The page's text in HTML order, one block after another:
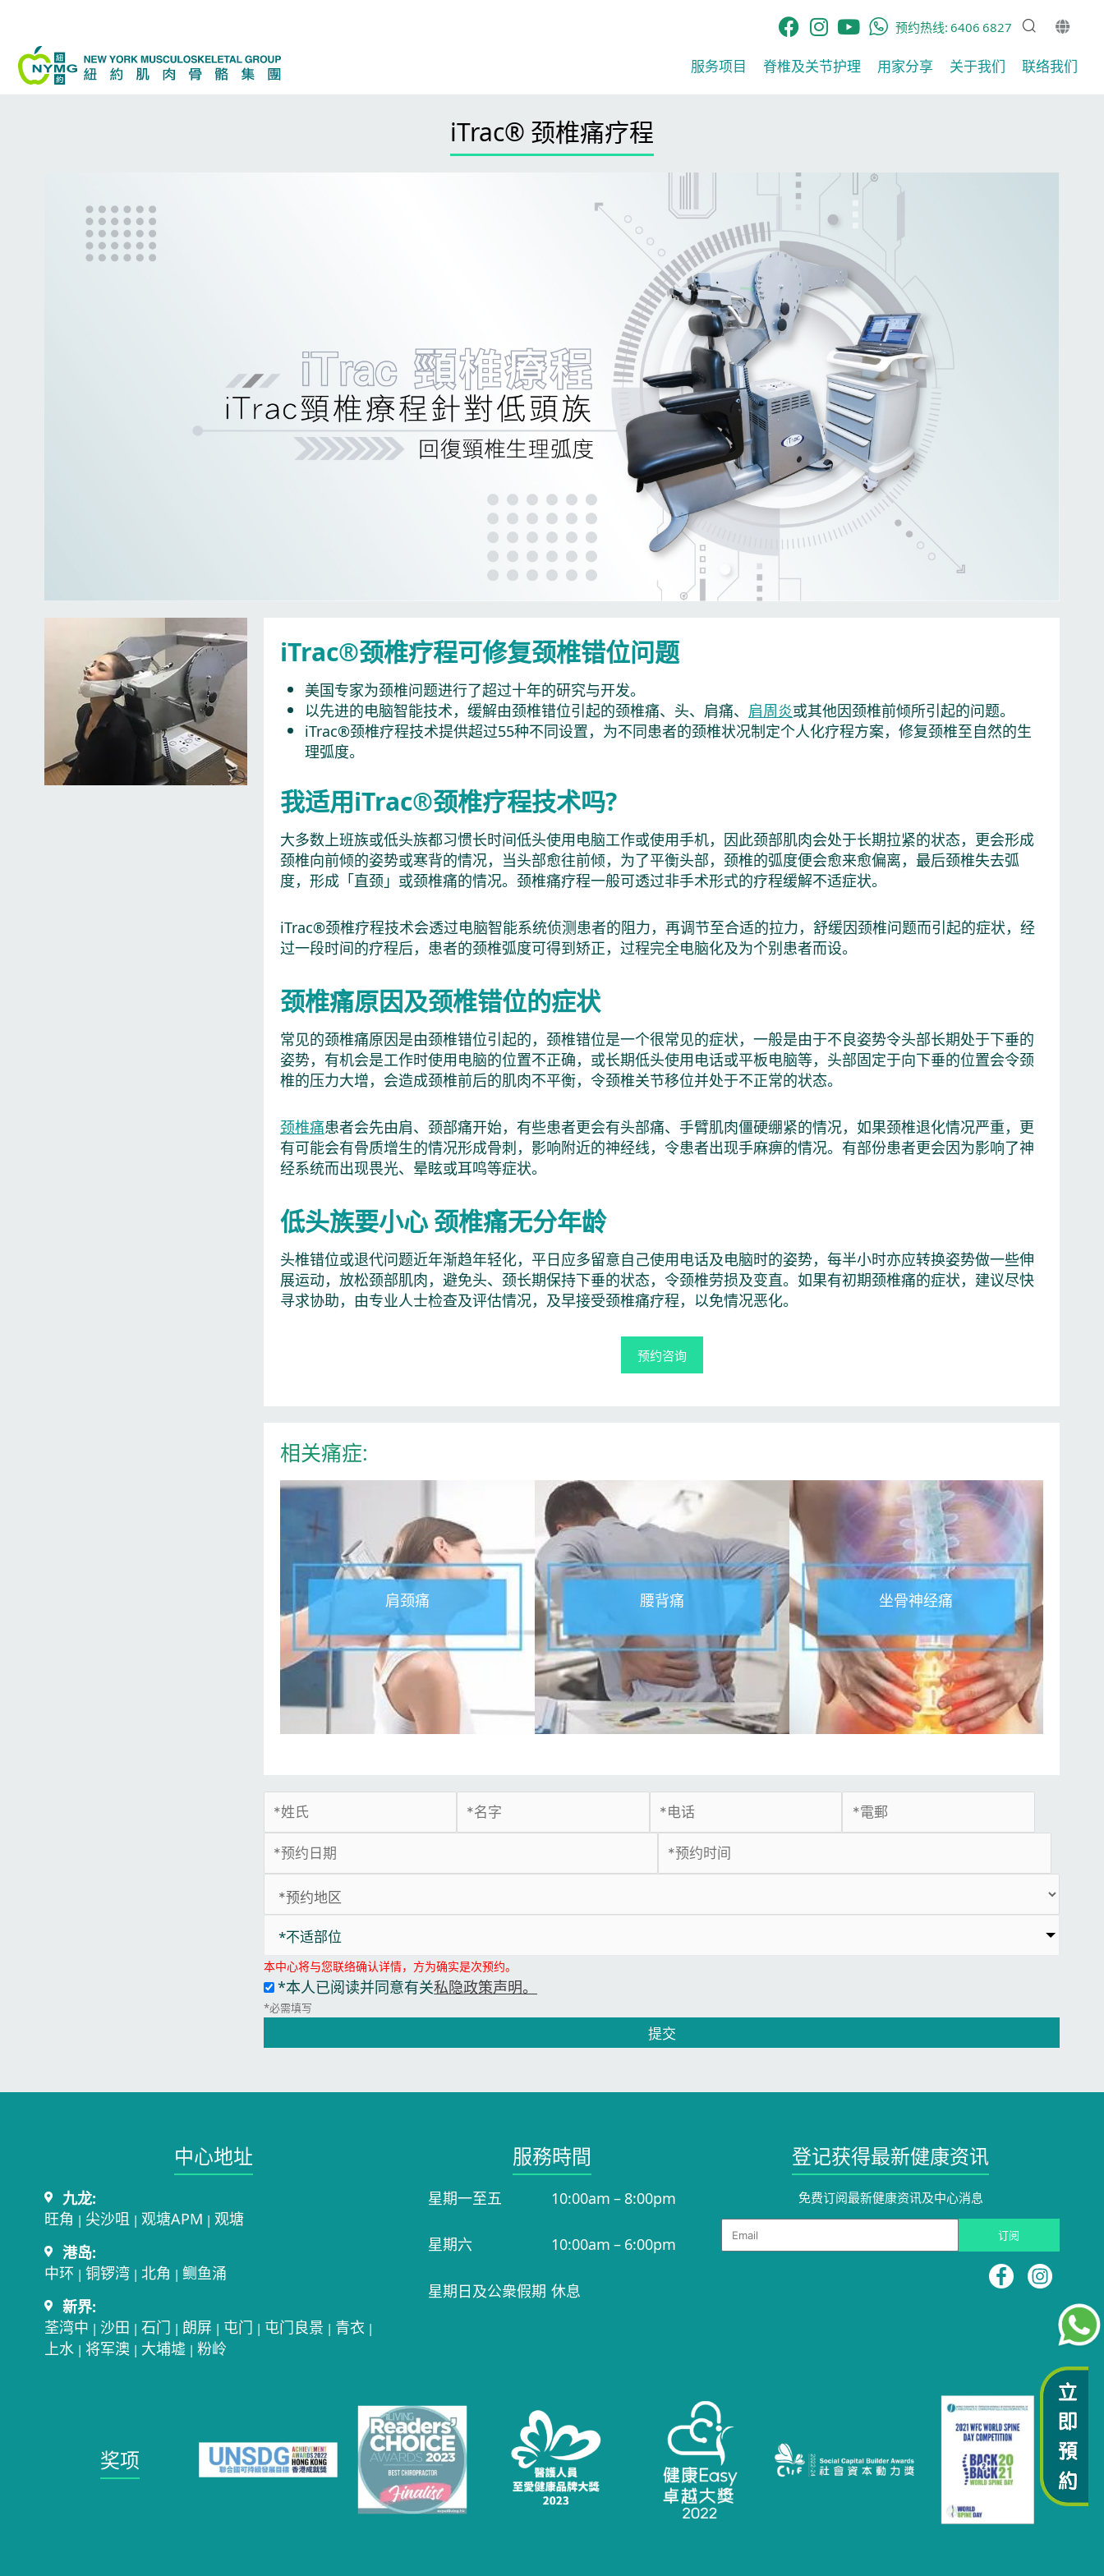
预约热线:6406 6827
服务项目 脊椎及关节护理​ 用家分享​ 关于我们 联络我们
iTrac® 颈椎痛疗程
iTrac®颈椎疗程可修复颈椎错位问题
美国专家为颈椎问题进行了超过十年的研究与开发。
以先进的电脑智能技术，缓解由颈椎错位引起的颈椎痛、头、肩痛、 肩周炎或其他因颈椎前倾所引起的问题。
iTrac®颈椎疗程技术提供超过55种不同设置，为不同患者的颈椎状况制定个人化疗程方案，修复颈椎至自然的生
理弧度。
我适用iTrac®颈椎疗程技术吗?
大多数上班族或低头族都习惯长时间低头使用电脑工作或使用手机，因此颈部肌肉会处于长期拉紧的状态，更会形成
颈椎向前倾的姿势或寒背的情况，当头部愈往前倾，为了平衡头部，颈椎的弧度便会愈来愈偏离，最后颈椎失去弧
度，形成「直颈」或颈椎痛的情况。颈椎痛疗程一般可透过非手术形式的疗程缓解不适症状。
iTrac®颈椎疗程技术会透过电脑智能系统侦测患者的阻力，再调节至合适的拉力，舒缓因颈椎问题而引起的症状，经
过一段时间的疗程后，患者的颈椎弧度可得到矫正，过程完全电脑化及为个别患者而设。
颈椎痛原因及颈椎错位的症状
常见的颈椎痛原因是由颈椎错位引起的，颈椎错位是一个很常见的症状，一般是由于不良姿势令头部长期处于下垂的
姿势，有机会是工作时使用电脑的位置不正确，或长期低头使用电话或平板电脑等，头部固定于向下垂的位置会令颈
椎的压力大增，会造成颈椎前后的肌肉不平衡，令颈椎关节移位并处于不正常的状态。
颈椎痛患者会先由肩、颈部痛开始，有些患者更会有头部痛、手臂肌肉僵硬绷紧的情况，如果颈椎退化情况严重，更
有可能会有骨质增生的情况形成骨刺，影响附近的神经线，令患者出现手麻痹的情况。有部份患者更会因为影响了神
经系统而出现畏光、晕眩或耳鸣等症状。
低头族要小心 颈椎痛无分年龄
头椎错位或退代问题近年渐趋年轻化，平日应多留意自己使用电话及电脑时的姿势，每半小时亦应转换姿势做一些伸
展运动，放松颈部肌肉，避免头、颈长期保持下垂的状态，令颈椎劳损及变直。如果有初期颈椎痛的症状，建议尽快
寻求协助，由专业人士检查及评估情况，及早接受颈椎痛疗程，以免情况恶化。
预约咨询
相关痛症:
肩颈痛 腰背痛 坐骨神经痛
*不适部位
本中心将与您联络确认详情，方为确实是次预约。
*本人已阅读并同意有关私隐政策声明。
*必需填写
提交
中心地址​
九龙:
旺角 | 尖沙咀 | 观塘APM | 观塘
港岛:
中环 | 铜锣湾| 北角 | 鲗鱼涌
新界:
荃湾中 | 沙田 | 石门 | 朗屏 | 屯门 | 屯门良景 | 青衣 |
上水| 将军澳 | 大埔墟 | 粉岭
服務時間​
星期一至五 10:00am – 8:00pm
星期六 10:00am – 6:00pm
星期日及公衆假期 休息
登记获得最新健康资讯
免费订阅最新健康资讯及中心消息​
Email 订阅
奖项